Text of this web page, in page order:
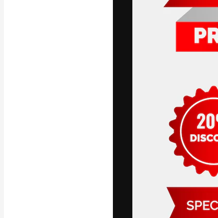
La plateforme
vos meilleurs
d’abonnés :
Français
Copyright ©